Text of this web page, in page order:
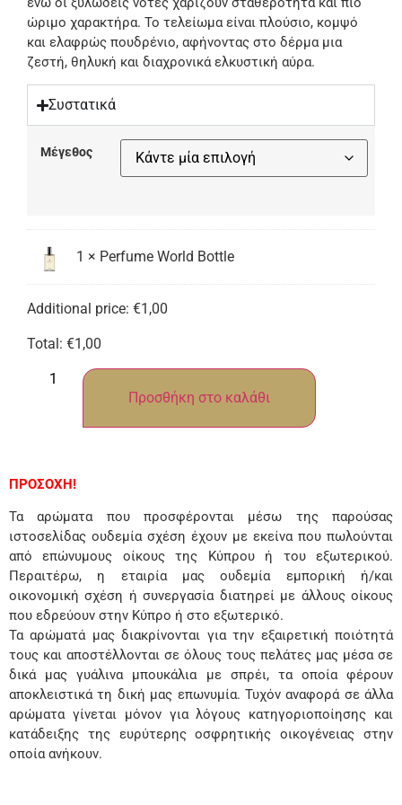
ώριμο χαρακτήρα. Το τελείωμα είναι πλούσιο, κομψό
και ελαφρώς πουδρένιο, αφήνοντας στο δέρμα μια
ζεστή, θηλυκή και διαχρονικά ελκυστική αύρα.
Συστατικά
Μέγεθος
1 × Perfume World Bottle
Additional price: €1,00
Total: €1,00
Προσθήκη στο καλάθι
ΠΡΟΣΟΧΗ!
Τα αρώματα που προσφέρονται μέσω της παρούσας
ιστοσελίδας ουδεμία σχέση έχουν με εκείνα που πωλούνται
από επώνυμους οίκους της Κύπρου ή του εξωτερικού.
Περαιτέρω, η εταιρία μας ουδεμία εμπορική ή/και
οικονομική σχέση ή συνεργασία διατηρεί με άλλους οίκους
που εδρεύουν στην Κύπρο ή στο εξωτερικό.
Τα αρώματά μας διακρίνονται για την εξαιρετική ποιότητά
τους και αποστέλλονται σε όλους τους πελάτες μας μέσα σε
δικά μας γυάλινα μπουκάλια με σπρέι, τα οποία φέρουν
αποκλειστικά τη δική μας επωνυμία. Τυχόν αναφορά σε άλλα
αρώματα γίνεται μόνον για λόγους κατηγοριοποίησης και
κατάδειξης της ευρύτερης οσφρητικής οικογένειας στην
οποία ανήκουν.